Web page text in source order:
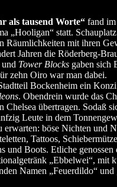
als tausend Worte“ fand
„Hooligan“ statt.
Räumlichkeiten mit ihren
Jahren die Röderberg-
und Tower Blocks gaben sich
zehn Oiro war man dabei.
Bockenheim ein
. Obendrein wurde das
übertragen. Sodaß
Leute in dem
böse Nichten und
Tattoos,
und Boots. Etliche genossen
„Ebbelwei“, mit
Namen „Feuerdildo“ und